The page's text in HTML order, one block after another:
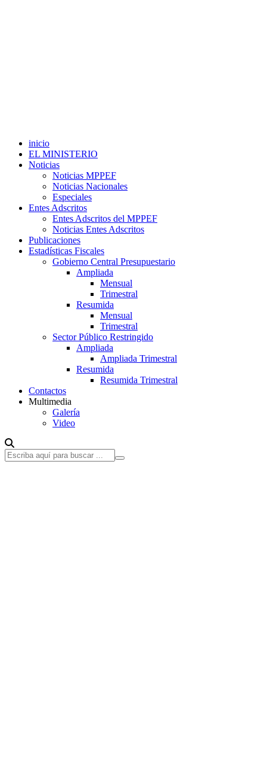
inicio
EL MINISTERIO
Noticias
Noticias MPPEF
Noticias Nacionales
Especiales
Entes Adscritos
Entes Adscritos del MPPEF
Noticias Entes Adscritos
Publicaciones
Estadísticas Fiscales
Gobierno Central Presupuestario
Ampliada
Mensual
Trimestral
Resumida
Mensual
Trimestral
Sector Público Restringido
Ampliada
Ampliada Trimestral
Resumida
Resumida Trimestral
Contactos
Multimedia
Galería
Video